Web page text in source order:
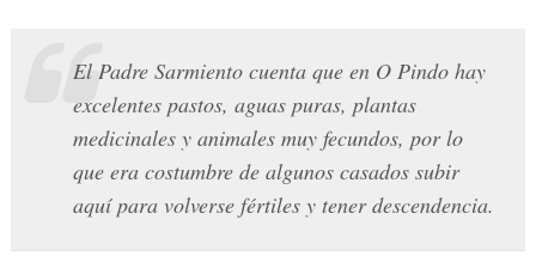
El Padre Sarmientocuenta que en O Pindo hay
excelentes pastos, aguas puras, plantas
medicinales y animales muy fecundos, por lo
que era costumbre de algunos casados subir
aquí para volverse fértiles y tener descendencia.